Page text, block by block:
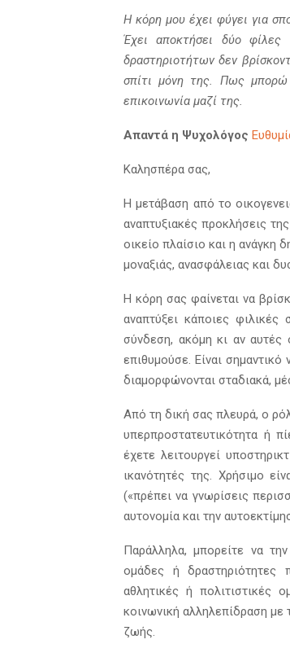
Η κόρη μου έχει φύγει για
Έχει αποκτήσει δύο
δραστηριοτήτων δεν
σπίτι μόνη της. Πως μπορώ
επικοινωνία μαζί της.
Απαντά η Ψυχολόγος
Καλησπέρα σας,
Η μετάβαση από το
αναπτυξιακές προκλήσεις
οικείο πλαίσιο και η ανάγκη
μοναξιάς, ανασφάλειας και
Η κόρη σας φαίνεται να
αναπτύξει κάποιες φιλικές
σύνδεση, ακόμη κι αν
επιθυμούσε. Είναι
διαμορφώνονται σταδιακά,
Από τη δική σας πλευρά, ο
υπερπροστατευτικότητα ή
έχετε λειτουργεί
ικανότητές της. Χρήσιμο
(«πρέπει να γνωρίσεις
αυτονομία και την
Παράλληλα, μπορείτε να
ομάδες ή δραστηριότητες
αθλητικές ή πολιτιστικές
κοινωνική αλληλεπίδραση
ζωής.